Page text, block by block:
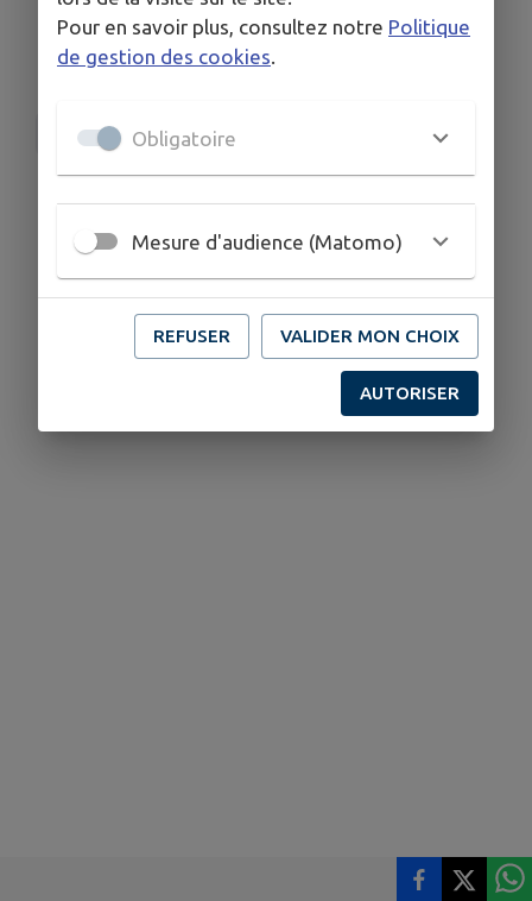
22/06/2026, ceci afin d'informer les résultats à
FDGONpour un bilan Départemental.
F.G.D.O.N
Pour en savoir plus, consultez notre Politique
de gestion des cookies.
Obligatoire
Mesure d'audience (Matomo)
REFUSER VALIDER MON CHOIX
AUTORISER